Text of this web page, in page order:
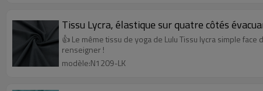
Tissu Lycra, élastique sur quatre côtés
👍 Le même tissu de yoga de Lulu Tissu lycra simple
renseigner !
modèle:N1209-LK